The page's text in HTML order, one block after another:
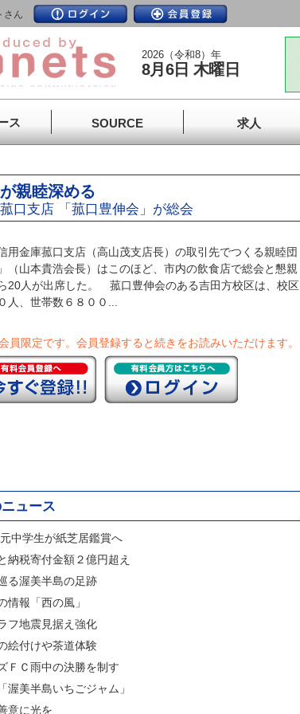
さん
2026（令和8）年
8月6日 木曜日
ス SOURCE 求人
親睦深める
口支店 「菰口豊伸会」が総会
用金庫菰口支店（高山茂支店長）の取引先でつくる親睦団
（山本貴浩会長）はこのほど、市内の飲食店で総会と懇親
20人が出席した。 菰口豊伸会のある吉田方校区は、校区
人、世帯数６８００...
員限定です。 会員登録すると続きをお読みいただけます。
ュース
中学生が紙芝居鑑賞へ
納税寄付金額２億円超え
る渥美半島の足跡
情報「西の風」
フ地震見据え強化
絵付けや茶道体験
ＦＣ雨中の決勝を制す
渥美半島いちごジャム」
意に光を